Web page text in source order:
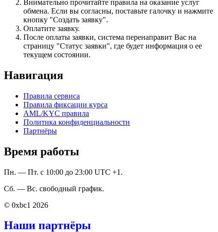
Внимательно прочитайте правила на оказание услуг
обмена. Если вы согласны, поставьте галочку и нажмите
кнопку "Создать заявку".
Оплатите заявку.
После оплаты заявки, система перенаправит Вас на
страницу "Статус заявки", где будет информация о ее
текущем состоянии.
Навигация
Правила сервиса
Правила фиксации курса
AML/KYC правила
Политика конфиденциальности
Партнёры
Время работы
Пн. — Пт. с 10:00 до 23:00 UTC +1.
Сб. — Вс. свободный график.
© 0xbc1 2026
Наши партнёры